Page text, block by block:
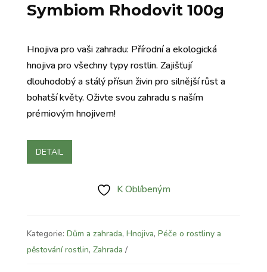
Symbiom Rhodovit 100g
Hnojiva pro vaši zahradu: Přírodní a ekologická
hnojiva pro všechny typy rostlin. Zajišťují
dlouhodobý a stálý přísun živin pro silnější růst a
bohatší květy. Oživte svou zahradu s naším
prémiovým hnojivem!
DETAIL
K Oblíbeným
Kategorie: Dům a zahrada, Hnojiva, Péče o rostliny a
pěstování rostlin, Zahrada